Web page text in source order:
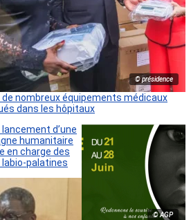
© présidence
de nombreux équipements médicaux
dans les hôpitaux
© AGP
lancement d’une
humanitaire
en charge des
palatines